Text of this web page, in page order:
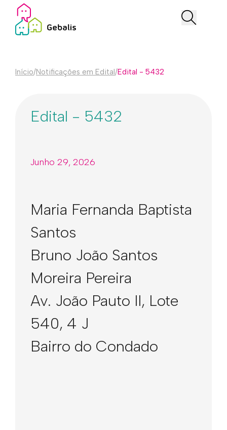
Início/Notificações em Edital/Edital - 5432
Edital - 5432
Junho 29, 2026
Maria Fernanda Baptista
Santos
Bruno João Santos
Moreira Pereira
Av. João Pauto II, Lote
540, 4 J
Bairro do Condado